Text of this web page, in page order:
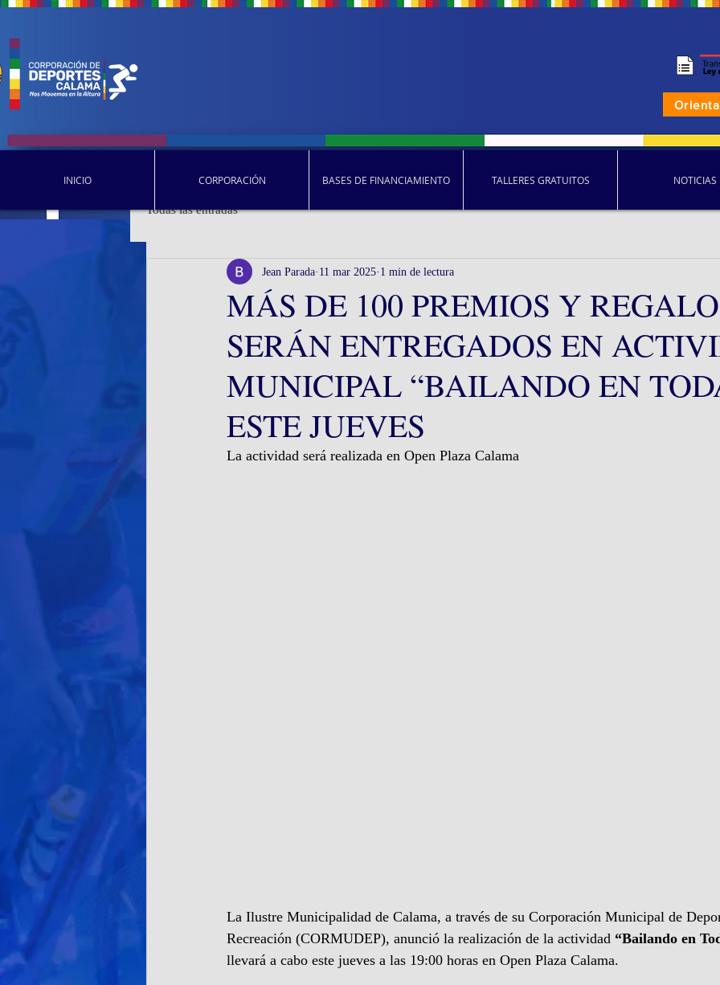
Todas las entradas
MÁS DE 100 PREMIOS Y
SERÁN ENTREGADOS EN
MUNICIPAL “BAILANDO EN
ESTE JUEVES
Jean Parada 11 mar 2025 1 min de lectura
La actividad será realizada en Open Plaza Calama
La Ilustre Municipalidad de Calama, a través de su Corporación Municipal de
Recreación (CORMUDEP), anunció la realización de la actividad “Bailando en
llevará a cabo este jueves a las 19:00 horas en Open Plaza Calama.
INICIO CORPORACIÓN BASES DE FINANCIAMIENTO TALLERES GRATUITOS NOTICIAS